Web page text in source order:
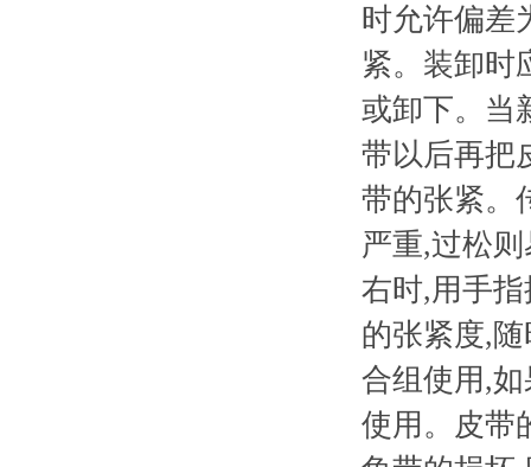
时允许偏差
紧。装卸时
或卸下。当
带以后再把
带的张紧。
严重,过松
右时,用手
的张紧度,
合组使用,
使用。皮带